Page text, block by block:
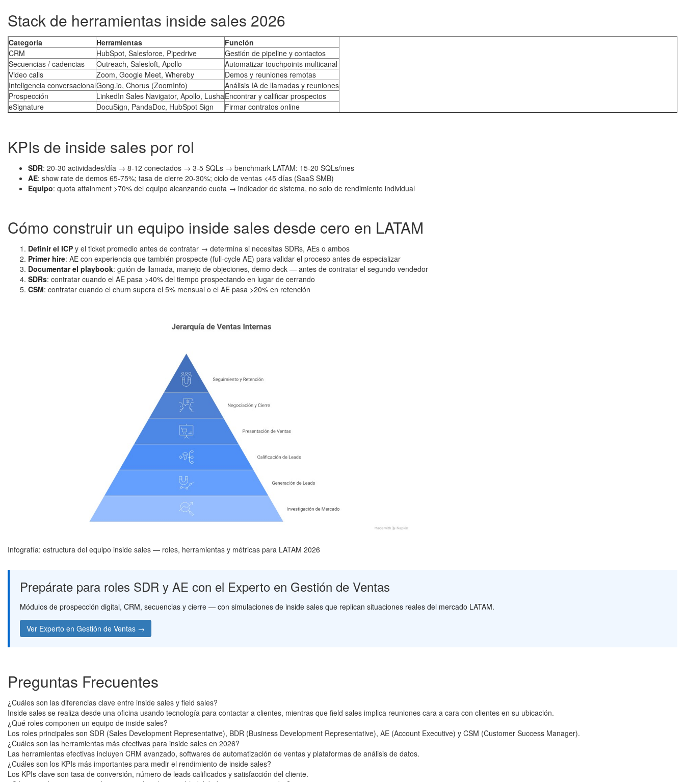
Stack de herramientas inside sales 2026
Categoría Herramientas
Función
CRM
HubSpot, Salesforce, Pipedrive
Gestión de pipeline y contactos
Secuencias / cadencias
Outreach, Salesloft, Apollo
Automatizar touchpoints multicanal
Video calls
Zoom, Google Meet, Whereby
Demos y reuniones remotas
Inteligencia conversacionalGong.io, Chorus (ZoomInfo)
Análisis IA de llamadas y reuniones
Prospección
LinkedIn Sales Navigator, Apollo, LushaEncontrar y calificar prospectos
eSignature
DocuSign, PandaDoc, HubSpot Sign Firmar contratos online
KPIs de inside sales por rol
SDR: 20-30 actividades/día → 8-12 conectados → 3-5 SQLs → benchmark LATAM: 15-20 SQLs/mes
AE: show rate de demos 65-75%; tasa de cierre 20-30%; ciclo de ventas <45 días (SaaS SMB)
Equipo: quota attainment >70% del equipo alcanzando cuota → indicador de sistema, no solo de rendimiento individual
Cómo construir un equipo inside sales desde cero en LATAM
Definir el ICP y el ticket promedio antes de contratar → determina si necesitas SDRs, AEs o ambos
Primer hire: AE con experiencia que también prospecte (full-cycle AE) para validar el proceso antes de especializar
Documentar el playbook: guión de llamada, manejo de objeciones, demo deck — antes de contratar el segundo vendedor
SDRs: contratar cuando el AE pasa >40% del tiempo prospectando en lugar de cerrando
CSM: contratar cuando el churn supera el 5% mensual o el AE pasa >20% en retención
Infografía: estructura del equipo inside sales — roles, herramientas y métricas para LATAM 2026
Prepárate para roles SDR y AE con el Experto en Gestión de Ventas
Módulos de prospección digital, CRM, secuencias y cierre — con simulaciones de inside sales que replican situaciones reales del mercado LATAM.
Ver Experto en Gestión de Ventas →
Preguntas Frecuentes
¿Cuáles son las diferencias clave entre inside sales y field sales?
Inside sales se realiza desde una oficina usando tecnología para contactar a clientes, mientras que field sales implica reuniones cara a cara con clientes en su ubicación.
¿Qué roles componen un equipo de inside sales?
Los roles principales son SDR (Sales Development Representative), BDR (Business Development Representative), AE (Account Executive) y CSM (Customer Success Manager).
¿Cuáles son las herramientas más efectivas para inside sales en 2026?
Las herramientas efectivas incluyen CRM avanzado, softwares de automatización de ventas y plataformas de análisis de datos.
¿Cuáles son los KPIs más importantes para medir el rendimiento de inside sales?
Los KPIs clave son tasa de conversión, número de leads calificados y satisfacción del cliente.